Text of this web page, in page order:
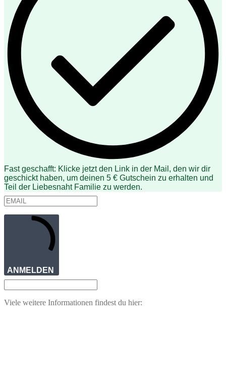
Fast geschafft: Klicke jetzt den Link in der Mail, den wir dir
geschickt haben, um deinen 5 € Gutschein zu erhalten und
Teil der Liebesnaht Familie zu werden.
ANMELDEN
Viele weitere Informationen findest du hier: